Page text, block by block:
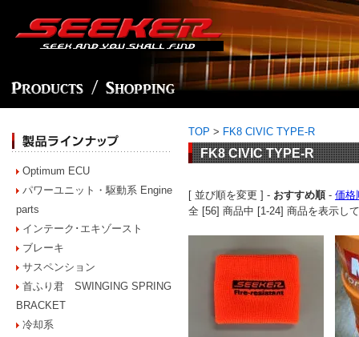
Optimum ECU
パワーユニット・駆動系 Engine
parts
インテーク･エキゾースト
ブレーキ
サスペンション
首ふり君 SWINGING SPRING
BRACKET
冷却系
TOP > FK8 CIVIC TYPE-R
FK8 CIVIC TYPE-R
[ 並び順を変更 ] - おすすめ順- 価格
全 [56] 商品中 [1-24] 商品を表示